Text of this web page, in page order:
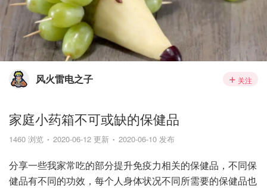
风火雷电之子 关注
家庭小药箱不可或缺的保健品
1460 浏览 2020-06-12 更新 2020-06-10 发布
分享一些我家常吃的部分提升免疫力相关的保健品，不同保
健品有不同的功效，每个人身体状况不同所需要的保健品也